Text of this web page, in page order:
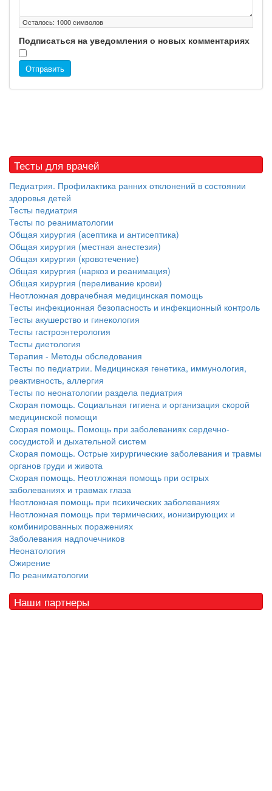
Осталось: 1000символов
Подписаться на уведомления о новых комментариях
Отправить
Тесты для врачей
Педиатрия. Профилактика ранних отклонений в состоянии
здоровья детей
Тесты педиатрия
Тесты по реаниматологии
Общая хирургия (асептика и антисептика)
Общая хирургия (местная анестезия)
Общая хирургия (кровотечение)
Общая хирургия (наркоз и реанимация)
Общая хирургия (переливание крови)
Неотложная доврачебная медицинская помощь
Тесты инфекционная безопасность и инфекционный контроль
Тесты акушерство и гинекология
Тесты гастроэнтерология
Тесты диетология
Терапия - Методы обследования
Тесты по педиатрии. Медицинская генетика, иммунология,
реактивность, аллергия
Тесты по неонатологии раздела педиатрия
Скорая помощь. Социальная гигиена и организация скорой
медицинской помощи
Скорая помощь. Помощь при заболеваниях сердечно-
сосудистой и дыхательной систем
Скорая помощь. Острые хирургические заболевания и травмы
органов груди и живота
Скорая помощь. Неотложная помощь при острых
заболеваниях и травмах глаза
Неотложная помощь при психических заболеваниях
Неотложная помощь при термических, ионизирующих и
комбинированных поражениях
Заболевания надпочечников
Неонатология
Ожирение
По реаниматологии
Наши партнеры